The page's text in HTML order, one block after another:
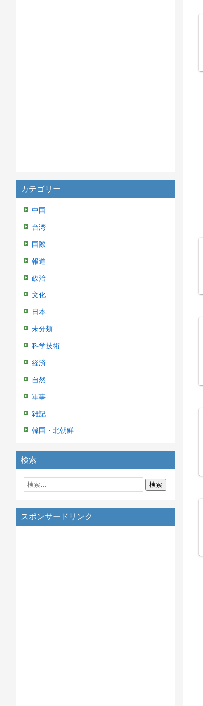
カテゴリー
中国
台湾
国際
報道
政治
文化
日本
未分類
科学技術
経済
自然
軍事
雑記
韓国・北朝鮮
検索
スポンサードリンク